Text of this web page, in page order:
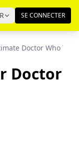
SE CONNECTER
Doctor Who
Doctor